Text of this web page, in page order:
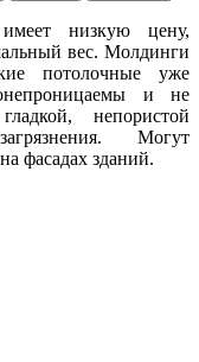
низкую цену,
вес. Молдинги
потолочные уже
и не
непористой
Могут
фасадах зданий.